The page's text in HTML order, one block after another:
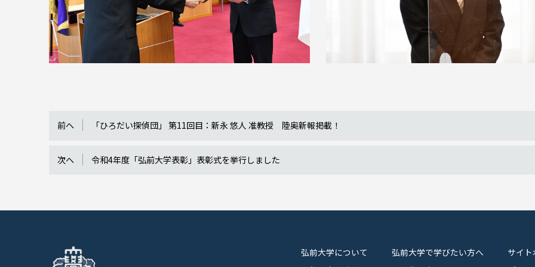
前へ 「ひろだい探偵団」 第11回目：新永 悠人 准教授 陸奥新報掲載！
次へ 令和4年度「弘前大学表彰」表彰式を挙行しました
弘前大学について
弘前大学で学びたい方へ
サイ